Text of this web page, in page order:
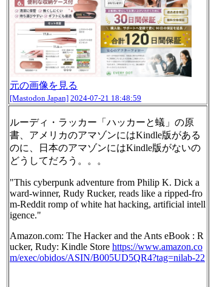
元の画像を見る
[Mastodon Japan] 2024-07-21 18:48:59
ルーディ・ラッカー「ハッカーと蟻」の原
書、アメリカのアマゾンにはKindle版がある
のに、日本のアマゾンにはKindle版がないの
どうしてだろう。。。
"This cyberpunk adventure from Philip K. Dick a
ward-winner, Rudy Rucker, reads like a ripped-fro
m-Reddit romp of white hat hacking, artificial intell
igence."
Amazon.com: The Hacker and the Ants eBook : R
ucker, Rudy: Kindle Store https://www.amazon.co
m/exec/obidos/ASIN/B005UD5QR4?tag=nilab-22